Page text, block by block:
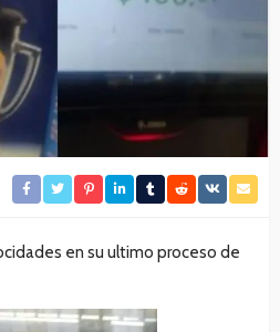
en su ultimo proceso de